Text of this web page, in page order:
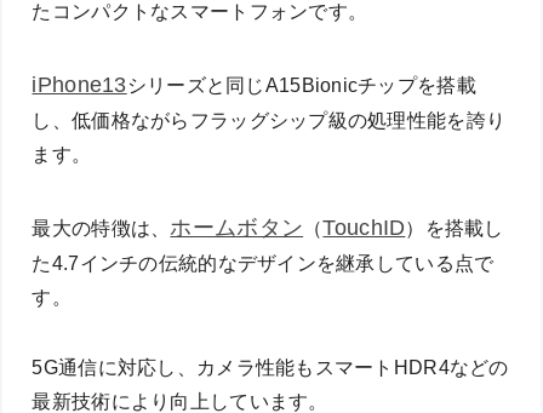
たコンパクトなスマートフォンです。
iPhone13シリーズと同じA15Bionicチップを搭載
し、低価格ながらフラッグシップ級の処理性能を誇り
ます。
最大の特徴は、 ホームボタン （TouchID）を搭載し
た4.7インチの伝統的なデザインを継承している点で
す。
5G通信に対応し、カメラ性能もスマートHDR4などの
最新技術により向上しています。